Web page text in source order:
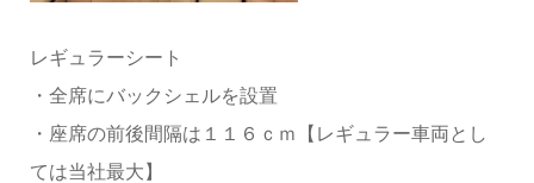
レギュラーシート
・全席にバックシェルを設置
・座席の前後間隔は１１６ｃｍ【レギュラー車両とし
ては当社最大】